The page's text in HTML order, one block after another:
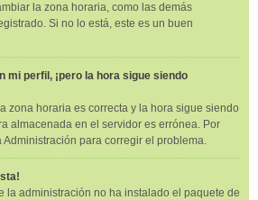
la zona horaria, como las demás
Si no lo está, este es un buen
mi perfil, ¡pero la hora sigue siendo
zona horaria es correcta y la hora sigue siendo
almacenada en el servidor es errónea. Por
para corregir el problema.
la administración no ha instalado el paquete de